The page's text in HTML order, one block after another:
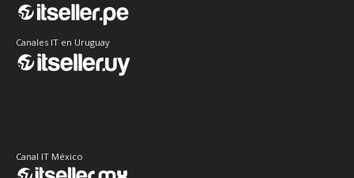
Canales IT en Uruguay
Canal IT México